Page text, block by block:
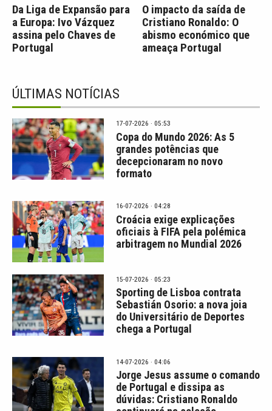
Da Liga de Expansão para
a Europa: Ivo Vázquez
assina pelo Chaves de
Portugal
O impacto da saída de
Cristiano Ronaldo: O
abismo económico que
ameaça Portugal
ÚLTIMAS NOTÍCIAS
17-07-2026 · 05:53
Copa do Mundo 2026: As 5
grandes potências que
decepcionaram no novo
formato
16-07-2026 · 04:28
Croácia exige explicações
oficiais à FIFA pela polémica
arbitragem no Mundial 2026
15-07-2026 · 05:23
Sporting de Lisboa contrata
Sebastián Osorio: a nova joia
do Universitário de Deportes
chega a Portugal
14-07-2026 · 04:06
Jorge Jesus assume o comando
de Portugal e dissipa as
dúvidas: Cristiano Ronaldo